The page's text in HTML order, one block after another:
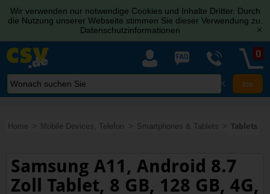
Wir verwenden nur notwendige Cookies und Inhalte Dritter. Durch
die Nutzung unserer Webseite stimmen Sie dieser Verwendung zu.
Datenschutzinformationen
[x]
X
0
Home Mobile Devices, Telefon Smartphones & Tablets Tablets
Samsung A11, Android 8.7
Zoll Tablet, 8 GB, 128 GB, 4G,